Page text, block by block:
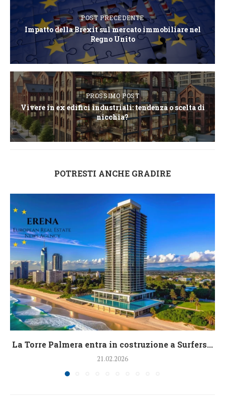
POST PRECEDENTE
Impatto della Brexit sul mercato immobiliare nel
Regno Unito
PROSSIMO POST
Vivere in ex edifici industriali: tendenza o scelta di
nicchia?
POTRESTI ANCHE GRADIRE
La Torre Palmera entra in costruzione a Surfers...
21.02.2026